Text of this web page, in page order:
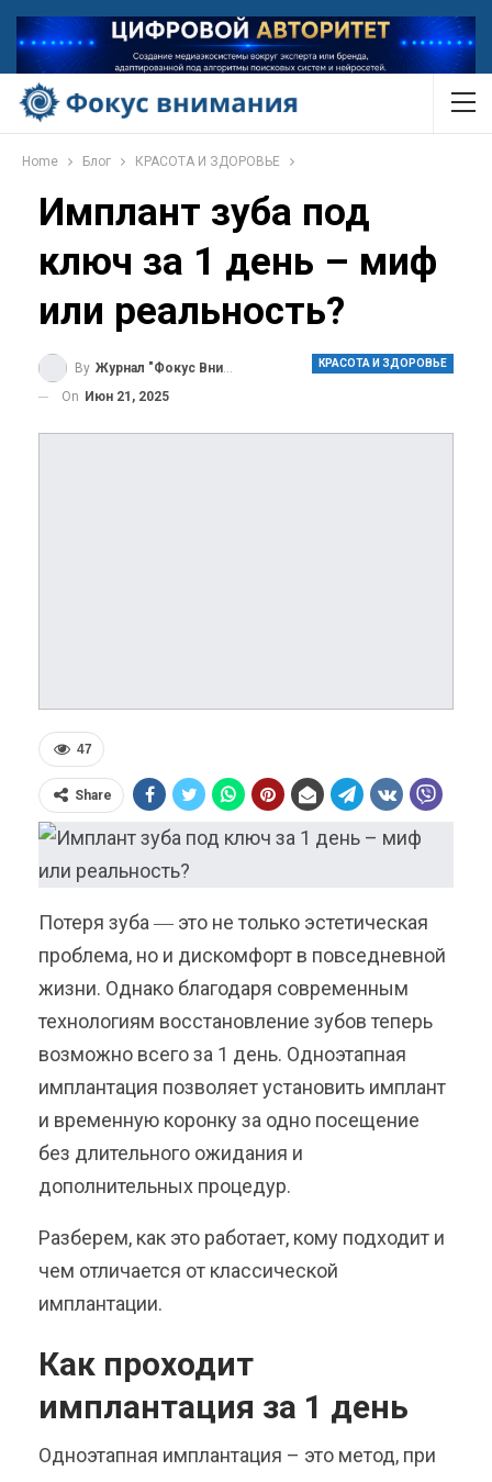
Home Блог КРАСОТА И ЗДОРОВЬЕ
Имплант зуба под
ключ за 1 день – миф
или реальность?
КРАСОТА И ЗДОРОВЬЕ
By Журнал "Фокус Внимания"
On Июн 21, 2025
47
Share
Потеря зуба ― это не только эстетическая
проблема, но и дискомфорт в повседневной
жизни. Однако благодаря современным
технологиям восстановление зубов теперь
возможно всего за 1 день. Одноэтапная
имплантация позволяет установить имплант
и временную коронку за одно посещение
без длительного ожидания и
дополнительных процедур.
Разберем, как это работает, кому подходит и
чем отличается от классической
имплантации.
Как проходит
имплантация за 1 день
Одноэтапная имплантация – это метод, при